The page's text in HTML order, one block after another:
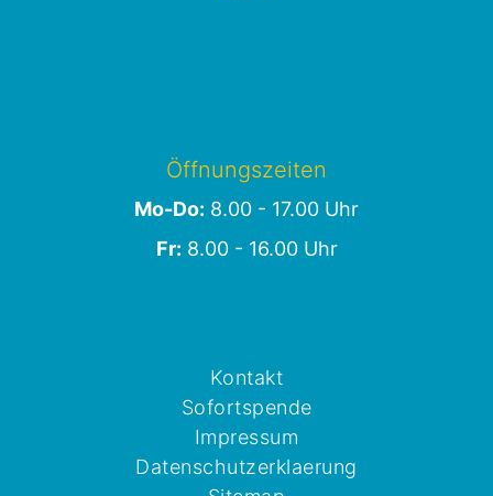
Öffnungszeiten
Mo-Do: 8.00 - 17.00 Uhr
Fr: 8.00 - 16.00 Uhr
Kontakt
Sofortspende
Impressum
Datenschutzerklaerung